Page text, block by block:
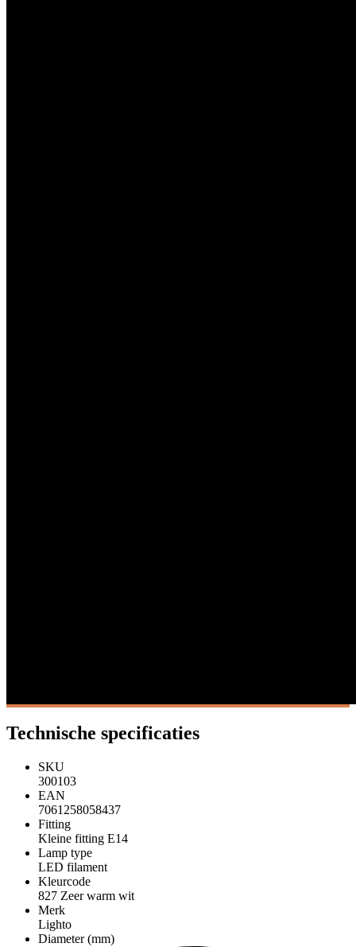
Technische specificaties
SKU
300103
EAN
7061258058437
Fitting
Kleine fitting E14
Lamp type
LED filament
Kleurcode
827 Zeer warm wit
Merk
Lighto
Diameter (mm)